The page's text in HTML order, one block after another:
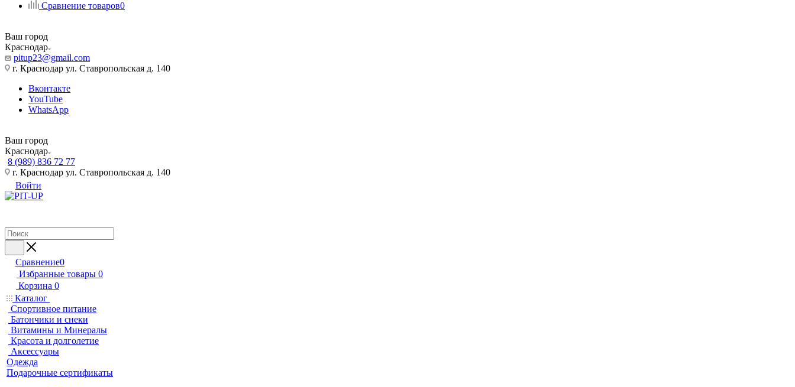
Сравнение товаров0
Ваш город
Краснодар
pitup23@gmail.com
г. Краснодар ул. Ставропольская д. 140
Вконтакте
YouTube
WhatsApp
Ваш город
Краснодар
8 (989) 836 72 77
г. Краснодар ул. Ставропольская д. 140
Войти
Сравнение0
Избранные товары 0
Корзина 0
Каталог
Спортивное питание
Батончики и снеки
Витамины и Минералы
Красота и долголетие
Аксессуары
Одежда
Подарочные сертификаты